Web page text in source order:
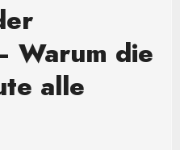
Warum die
alle